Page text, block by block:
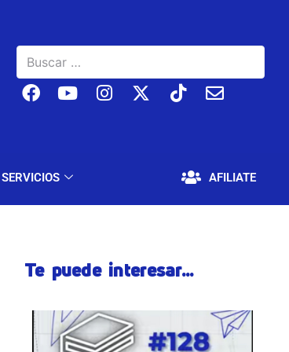
SERVICIOS AFILIATE
EDUCACIÓN Y CULTURA SERVICIOS
Te puede interesar...